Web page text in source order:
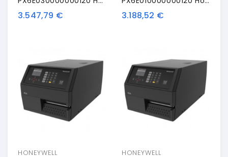
3.547,79 € 3.188,52 €
HONEYWELL HONEYWELL